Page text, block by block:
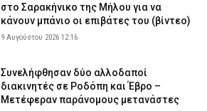
στο Σαρακήνικο της Μήλου για να
κάνουν μπάνιο οι επιβάτες του (βίντεο)
9 Αυγούστου 2026 12:16
Συνελήφθησαν δύο αλλοδαποί
διακινητές σε Ροδόπη και Έβρο –
Μετέφεραν παράνομους μετανάστες